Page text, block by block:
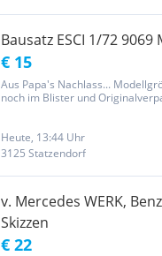
Bausatz ESCI 1/72 9069
€ 15
Aus Papa's Nachlass...
noch im Blister und
ACHTUNG:...
Heute, 13:44 Uhr
3125 Statzendorf
v. Mercedes WERK,
Skizzen
€ 22